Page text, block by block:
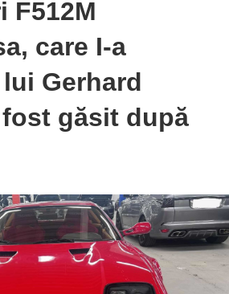
F512M
care I-a
Gerhard
fost găsit după